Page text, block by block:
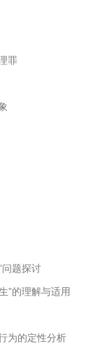
罪
问题探讨
”的理解与适用
为的定性分析